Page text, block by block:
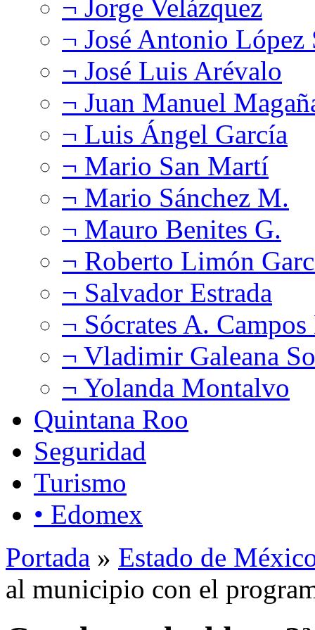
¬ Jorge Velázquez
¬ José Antonio López
¬ José Luis Arévalo
¬ Juan Manuel
¬ Luis Ángel García
¬ Mario San Martí
¬ Mario Sánchez M.
¬ Mauro Benites G.
¬ Roberto Limón
¬ Salvador Estrada
¬ Sócrates A.
¬ Vladimir Galeana
¬ Yolanda Montalvo
Quintana Roo
Seguridad
Turismo
• Edomex
Portada » Estado de
al municipio con el